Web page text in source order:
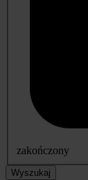
zakończony
Wyszukaj